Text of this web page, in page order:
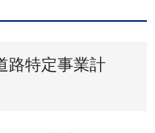
路特定事業計